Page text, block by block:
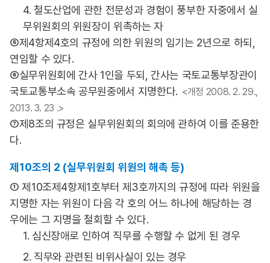
4. 철도산업에 관한 전문성과 경험이 풍부한 자중에서 실
무위원회의 위원장이 위촉하는 자
⑤제4항제4호의 규정에 의한 위원의 임기는 2년으로 하되,
연임할 수 있다.
⑥실무위원회에 간사 1인을 두되, 간사는 국토교통부장관이
국토교통부소속 공무원중에서 지명한다. <개정 2008. 2. 29.,
2013. 3. 23 .>
⑦제8조의 규정은 실무위원회의 회의에 관하여 이를 준용한
다.
제10조의 2 (실무위원회 위원의 해촉 등)
① 제10조제4항제1호부터 제3호까지의 규정에 따라 위원을
지명한 자는 위원이 다음 각 호의 어느 하나에 해당하는 경
우에는 그 지명을 철회할 수 있다.
1. 심신장애로 인하여 직무를 수행할 수 없게 된 경우
2. 직무와 관련된 비위사실이 있는 경우